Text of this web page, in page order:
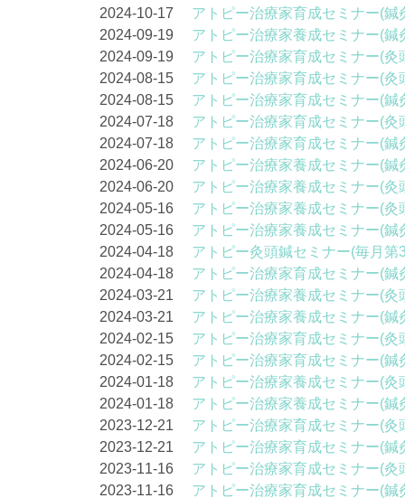
2024-10-17 アトピー治療家育成セミナー(鍼
2024-09-19 アトピー治療家養成セミナー(鍼
2024-09-19 アトピー治療家育成セミナー(灸
2024-08-15 アトピー治療家育成セミナー(灸
2024-08-15 アトピー治療家育成セミナー(鍼
2024-07-18 アトピー治療家育成セミナー(灸
2024-07-18 アトピー治療家育成セミナー(鍼
2024-06-20 アトピー治療家養成セミナー(鍼
2024-06-20 アトピー治療家養成セミナー(灸
2024-05-16 アトピー治療家養成セミナー(灸
2024-05-16 アトピー治療家養成セミナー(鍼
2024-04-18 アトピー灸頭鍼セミナー(毎月第
2024-04-18 アトピー治療家育成セミナー(鍼
2024-03-21 アトピー治療家養成セミナー(灸
2024-03-21 アトピー治療家養成セミナー(鍼
2024-02-15 アトピー治療家育成セミナー(灸
2024-02-15 アトピー治療家育成セミナー(鍼
2024-01-18 アトピー治療家養成セミナー(灸
2024-01-18 アトピー治療家養成セミナー(鍼
2023-12-21 アトピー治療家育成セミナー(灸
2023-12-21 アトピー治療家育成セミナー(鍼
2023-11-16 アトピー治療家育成セミナー(灸
2023-11-16 アトピー治療家育成セミナー(鍼